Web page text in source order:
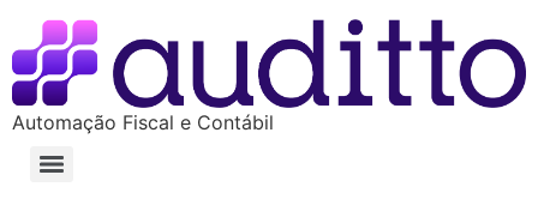
Automação Fiscal e Contábil